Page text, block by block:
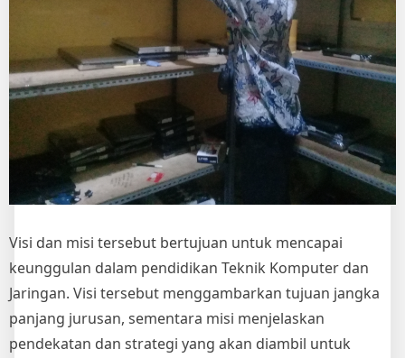
Visi dan misi tersebut bertujuan untuk mencapai
keunggulan dalam pendidikan Teknik Komputer dan
Jaringan. Visi tersebut menggambarkan tujuan jangka
panjang jurusan, sementara misi menjelaskan
pendekatan dan strategi yang akan diambil untuk